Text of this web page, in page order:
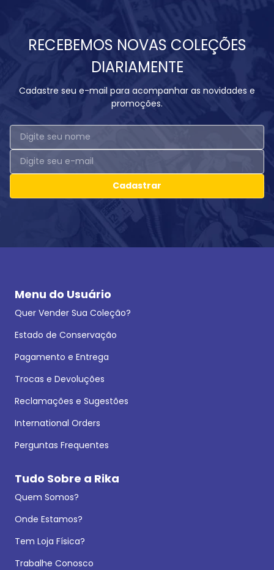
RECEBEMOS NOVAS COLEÇÕES
DIARIAMENTE
Cadastre seu e-mail para acompanhar as novidades e
promoções.
Cadastrar
Menu do Usuário
Quer Vender Sua Coleção?
Estado de Conservação
Pagamento e Entrega
Trocas e Devoluções
Reclamações e Sugestões
International Orders
Perguntas Frequentes
Tudo Sobre a Rika
Quem Somos?
Onde Estamos?
Tem Loja Física?
Trabalhe Conosco